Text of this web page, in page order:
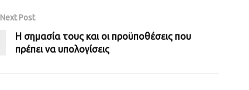
Next Post
Η σημασία τους και οι προϋποθέσεις που
πρέπει να υπολογίσεις